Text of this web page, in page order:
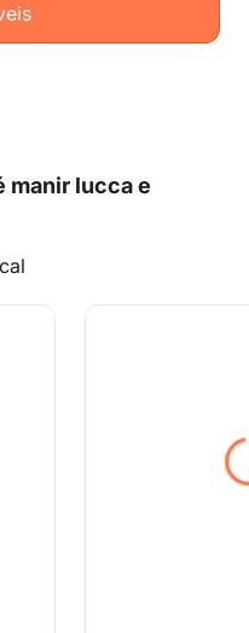
manir lucca e